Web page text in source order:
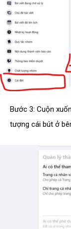
Bước 3: Cuộn
tượng cái bút ở